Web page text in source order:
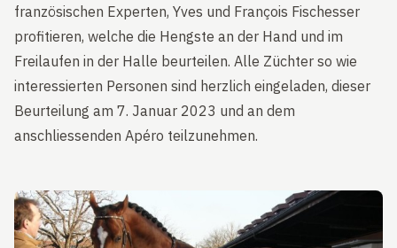
französischen Experten, Yves und François Fischesser
profitieren, welche die Hengste an der Hand und im
Freilaufen in der Halle beurteilen. Alle Züchter so wie
interessierten Personen sind herzlich eingeladen, dieser
Beurteilung am 7. Januar 2023 und an dem
anschliessenden Apéro teilzunehmen.